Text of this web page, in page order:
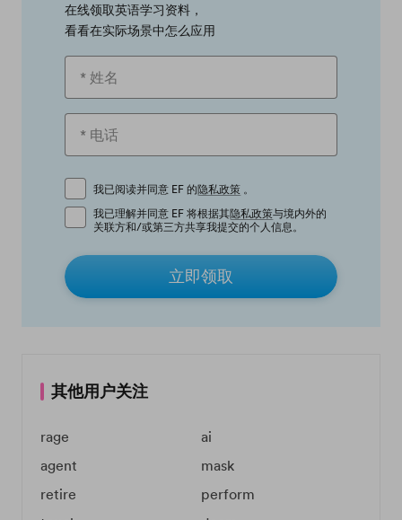
在线领取英语学习资料，
看看在实际场景中怎么应用
我已阅读并同意 EF 的隐私政策 。
我已理解并同意 EF 将根据其隐私政策与境内外的
关联方和/或第三方共享我提交的个人信息。
立即领取
其他用户关注
rage
ai
agent
mask
retire
perform